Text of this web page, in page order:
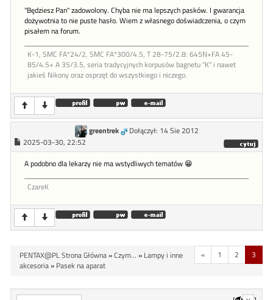
"Będziesz Pan" zadowolony. Chyba nie ma lepszych pasków. I gwarancja
dożywotnia to nie puste hasło. Wiem z własnego doświadczenia, o czym
pisałem na forum.
K-1, SMC FA*24/2, SMC FA*300/4.5, T 28-75/2.8: 645N+FA 45-
85/4.5+ A 35/3.5, seria tradycyjnych korpusów bagnetu "K" i nawet
jakieś Nikony oraz osprzęt do wszystkiego i niczego.
greentrek
Dołączył: 14 Sie 2012
2025-03-30, 22:52
A podobno dla lekarzy nie ma wstydliwych tematów 😁
CzareK
« 1 2 3
PENTAX@PL Strona Główna»Czym... » Lampy i inne
akcesoria» Pasek na aparat